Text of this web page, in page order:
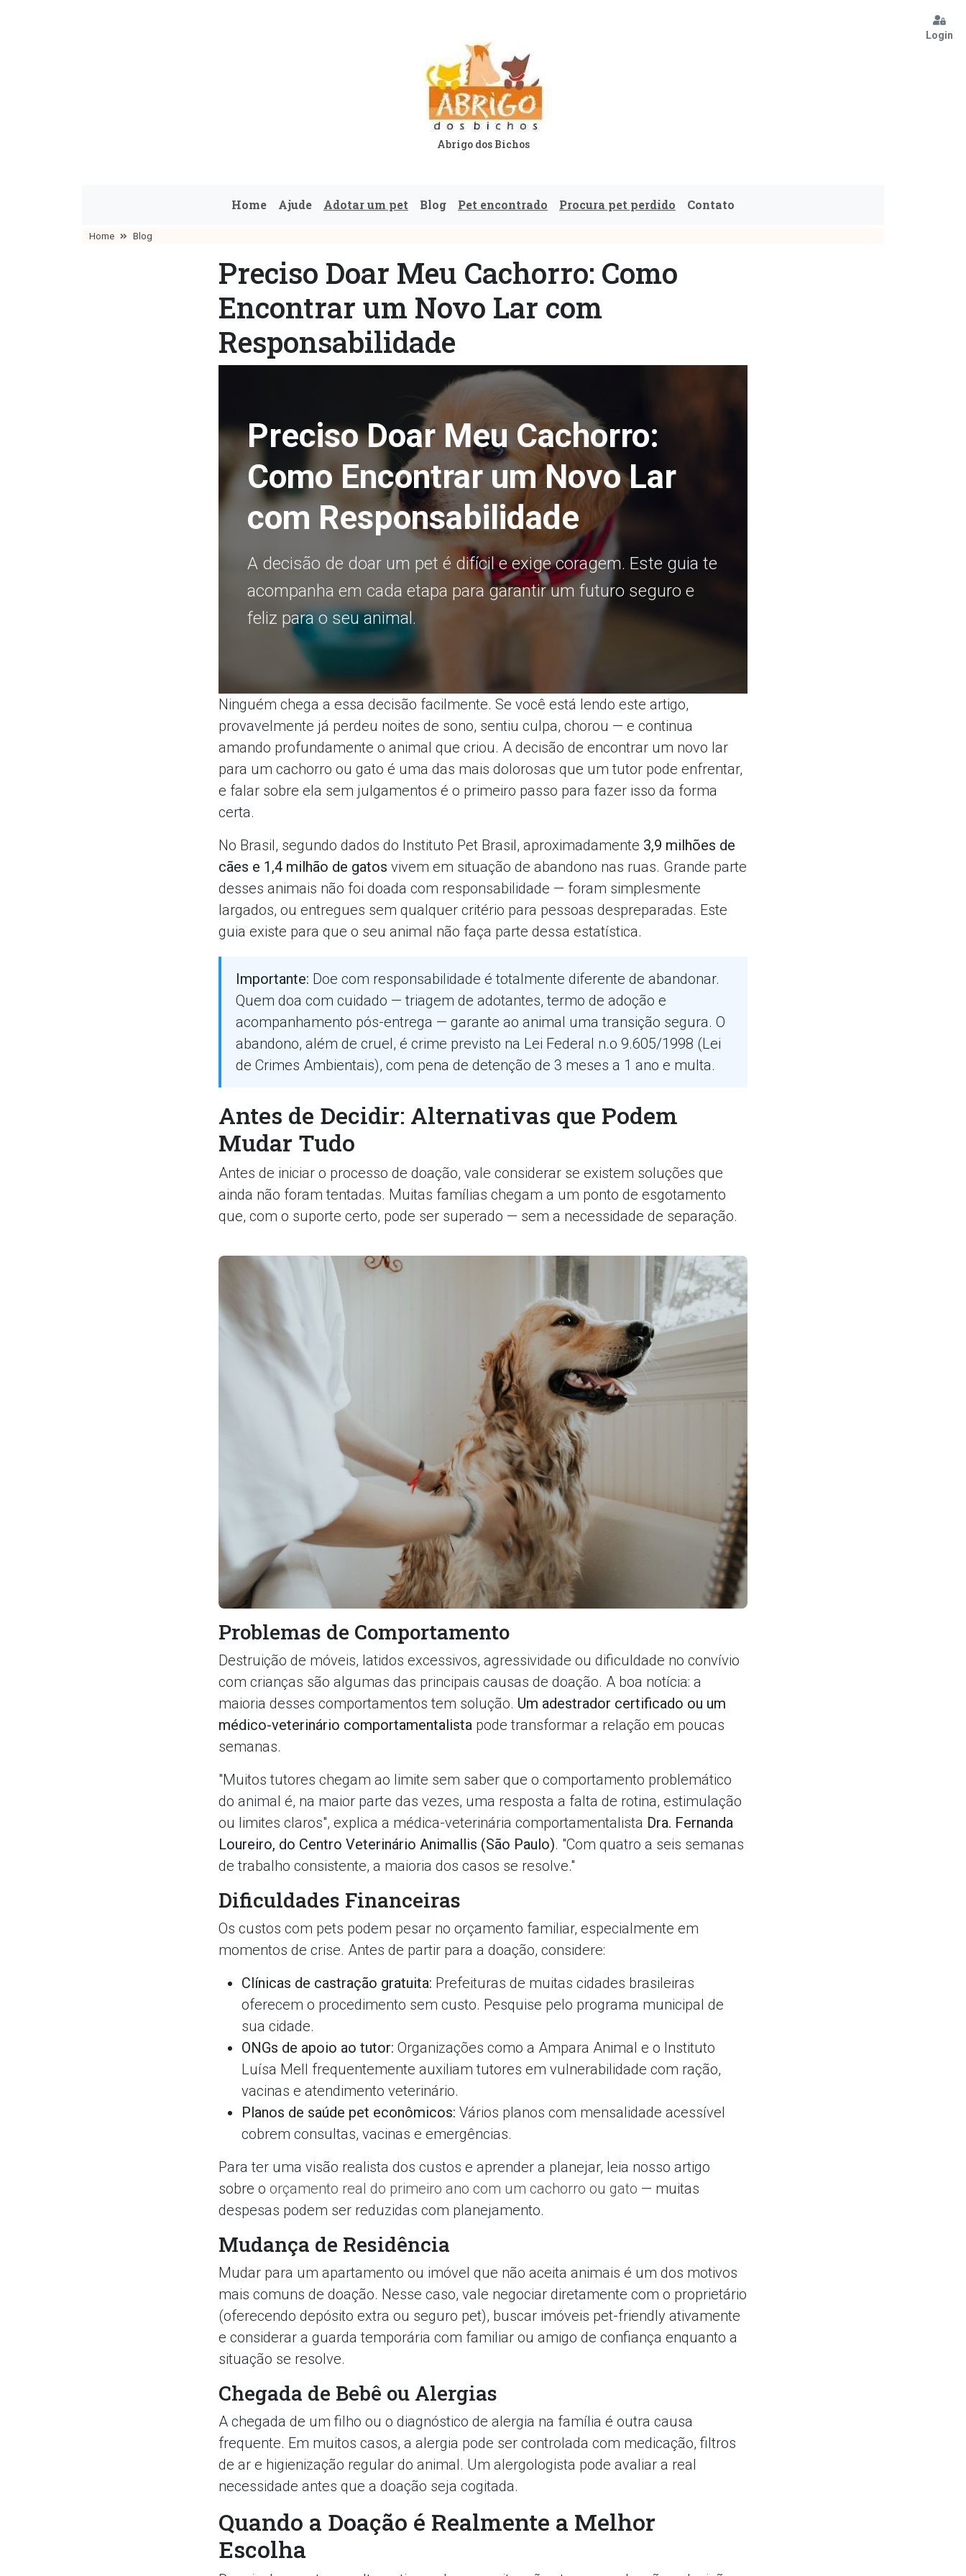
Login
Abrigo dos Bichos
Home Ajude Adotar um pet Blog Pet encontrado Procura pet perdido Contato
Home Blog
Preciso Doar Meu Cachorro: Como
Encontrar um Novo Lar com
Responsabilidade
Preciso Doar Meu Cachorro:
Como Encontrar um Novo Lar
com Responsabilidade
A decisão de doar um pet é difícil e exige coragem. Este guia te
acompanha em cada etapa para garantir um futuro seguro e
feliz para o seu animal.
Ninguém chega a essa decisão facilmente. Se você está lendo este artigo,
provavelmente já perdeu noites de sono, sentiu culpa, chorou — e continua
amando profundamente o animal que criou. A decisão de encontrar um novo lar
para um cachorro ou gato é uma das mais dolorosas que um tutor pode enfrentar,
e falar sobre ela sem julgamentos é o primeiro passo para fazer isso da forma
certa.
No Brasil, segundo dados do Instituto Pet Brasil, aproximadamente 3,9 milhões de
cães e 1,4 milhão de gatos vivem em situação de abandono nas ruas. Grande parte
desses animais não foi doada com responsabilidade — foram simplesmente
largados, ou entregues sem qualquer critério para pessoas despreparadas. Este
guia existe para que o seu animal não faça parte dessa estatística.
Importante: Doe com responsabilidade é totalmente diferente de abandonar.
Quem doa com cuidado — triagem de adotantes, termo de adoção e
acompanhamento pós-entrega — garante ao animal uma transição segura. O
abandono, além de cruel, é crime previsto na Lei Federal n.o 9.605/1998 (Lei
de Crimes Ambientais), com pena de detenção de 3 meses a 1 ano e multa.
Antes de Decidir: Alternativas que Podem
Mudar Tudo
Antes de iniciar o processo de doação, vale considerar se existem soluções que
ainda não foram tentadas. Muitas famílias chegam a um ponto de esgotamento
que, com o suporte certo, pode ser superado — sem a necessidade de separação.
Problemas de Comportamento
Destruição de móveis, latidos excessivos, agressividade ou dificuldade no convívio
com crianças são algumas das principais causas de doação. A boa notícia: a
maioria desses comportamentos tem solução. Um adestrador certificado ou um
médico-veterinário comportamentalista pode transformar a relação em poucas
semanas.
"Muitos tutores chegam ao limite sem saber que o comportamento problemático
do animal é, na maior parte das vezes, uma resposta a falta de rotina, estimulação
ou limites claros", explica a médica-veterinária comportamentalista Dra. Fernanda
Loureiro, do Centro Veterinário Animallis (São Paulo). "Com quatro a seis semanas
de trabalho consistente, a maioria dos casos se resolve."
Dificuldades Financeiras
Os custos com pets podem pesar no orçamento familiar, especialmente em
momentos de crise. Antes de partir para a doação, considere:
Clínicas de castração gratuita: Prefeituras de muitas cidades brasileiras
oferecem o procedimento sem custo. Pesquise pelo programa municipal de
sua cidade.
ONGs de apoio ao tutor: Organizações como a Ampara Animal e o Instituto
Luísa Mell frequentemente auxiliam tutores em vulnerabilidade com ração,
vacinas e atendimento veterinário.
Planos de saúde pet econômicos: Vários planos com mensalidade acessível
cobrem consultas, vacinas e emergências.
Para ter uma visão realista dos custos e aprender a planejar, leia nosso artigo
sobre o orçamento real do primeiro ano com um cachorro ou gato — muitas
despesas podem ser reduzidas com planejamento.
Mudança de Residência
Mudar para um apartamento ou imóvel que não aceita animais é um dos motivos
mais comuns de doação. Nesse caso, vale negociar diretamente com o proprietário
(oferecendo depósito extra ou seguro pet), buscar imóveis pet-friendly ativamente
e considerar a guarda temporária com familiar ou amigo de confiança enquanto a
situação se resolve.
Chegada de Bebê ou Alergias
A chegada de um filho ou o diagnóstico de alergia na família é outra causa
frequente. Em muitos casos, a alergia pode ser controlada com medicação, filtros
de ar e higienização regular do animal. Um alergologista pode avaliar a real
necessidade antes que a doação seja cogitada.
Quando a Doação é Realmente a Melhor
Escolha